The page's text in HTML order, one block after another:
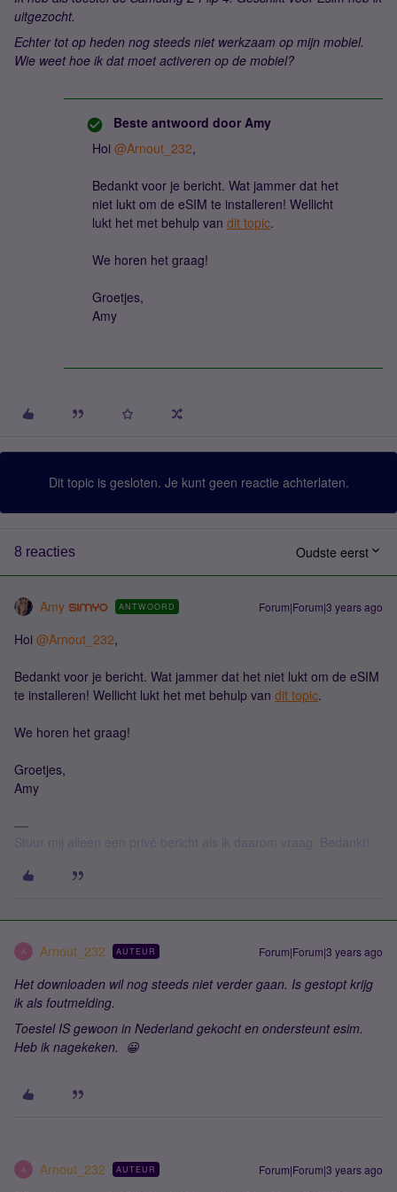
uitgezocht.
Echter tot op heden nog steeds niet werkzaam op mijn mobiel.
Wie weet hoe ik dat moet activeren op de mobiel?
Beste antwoord door Amy
Hoi @Arnout_232,
Bedankt voor je bericht. Wat jammer dat het
niet lukt om de eSIM te installeren! Wellicht
lukt het met behulp van dit topic.
We horen het graag!
Groetjes,
Amy
Dit topic is gesloten. Je kunt geen reactie achterlaten.
8 reacties Oudste eerst
Amy ANTWOORD Forum|Forum|3 years ago
Hoi @Arnout_232,
Bedankt voor je bericht. Wat jammer dat het niet lukt om de eSIM
te installeren! Wellicht lukt het met behulp van dit topic.
We horen het graag!
Groetjes,
Amy
A Arnout_232 AUTEUR Forum|Forum|3 years ago
Het downloaden wil nog steeds niet verder gaan. Is gestopt krijg
ik als foutmelding.
Toestel IS gewoon in Nederland gekocht en ondersteunt esim.
Heb ik nagekeken. 😀
A Arnout_232 AUTEUR Forum|Forum|3 years ago